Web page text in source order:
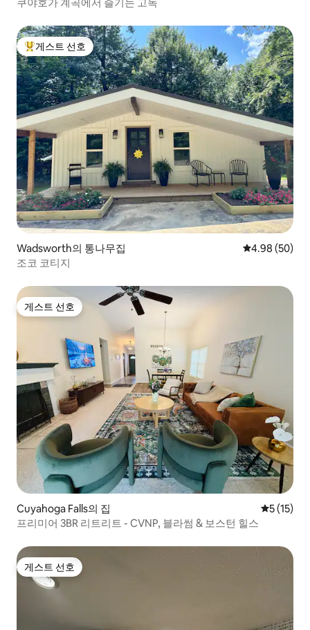
상위 게스트 선호
게스트 선호
Wadsworth의 통나무집 평점 4.98점(5
4.98 (50)
조코 코티지
게스트 선호
게스트 선호
Cuyahoga Falls의 집 평점 5점
5 (15)
프리미어 3BR 리트리트 - CVNP, 블라썸 & 보스턴 힐스
게스트 선호
게스트 선호